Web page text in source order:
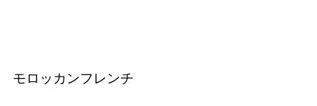
モロッカンフレンチ